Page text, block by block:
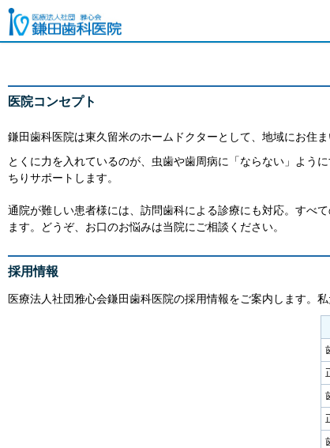
医院コンセプト
鎌田歯科医院は東久留米のホームドクターとして、地域にお住
とくに力を入れているのが、虫歯や歯周病に「ならない」よう
ちりサポートします。
通院が難しい患者様には、訪問歯科による診療にも対応。すべ
ます。どうぞ、お口のお悩みは当院にご相談ください。
採用情報
医療法人社団雅心会鎌田歯科医院の採用情報をご案内します